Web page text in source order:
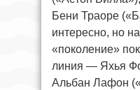
Бени Траоре
интересно, но
«поколение»
линия — Яхья
Альбан Лафон